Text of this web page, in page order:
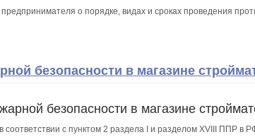
предпринимателя о порядке, видах и сроках проведения
безопасности в магазине
безопасности в магазине
соответствии с пунктом 2 раздела I и разделом XVIII ППР в